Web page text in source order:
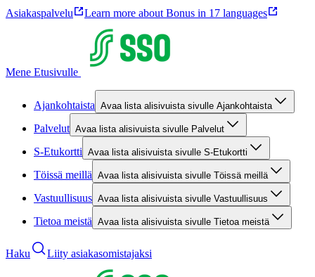
Asiakaspalvelu Learn more about Bonus in 17 languages
Mene Etusivulle
Ajankohtaista Avaa lista alisivuista sivulle Ajankohtaista
Palvelut Avaa lista alisivuista sivulle Palvelut
S-Etukortti Avaa lista alisivuista sivulle S-Etukortti
Töissä meillä Avaa lista alisivuista sivulle Töissä meillä
Vastuullisuus Avaa lista alisivuista sivulle Vastuullisuus
Tietoa meistä Avaa lista alisivuista sivulle Tietoa meistä
Haku Liity asiakasomistajaksi